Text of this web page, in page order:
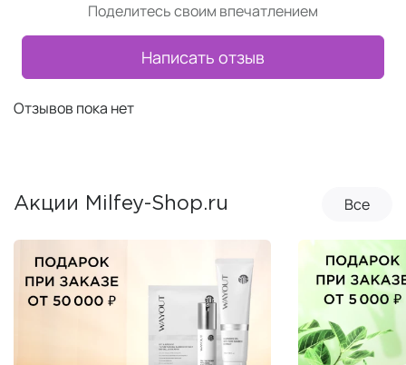
Поделитесь своим впечатлением
Написать отзыв
Отзывов пока нет
Акции Milfey-Shop.ru Все